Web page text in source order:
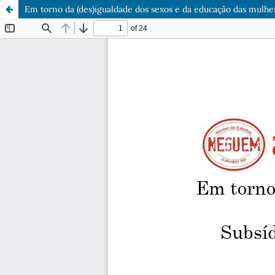
Em torno da (des)igualdade dos sexos e da educação das